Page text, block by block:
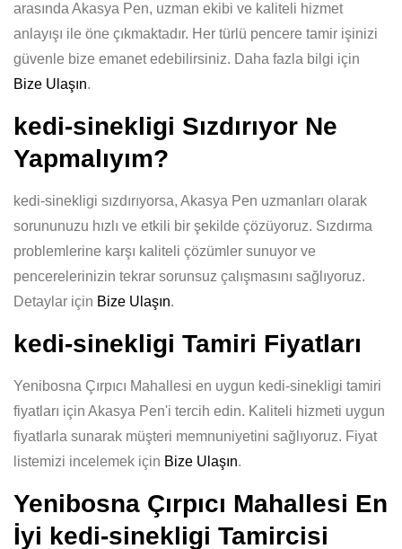
arasında Akasya Pen, uzman ekibi ve kaliteli hizmet
anlayışı ile öne çıkmaktadır. Her türlü pencere tamir işinizi
güvenle bize emanet edebilirsiniz. Daha fazla bilgi için
Bize Ulaşın.
kedi-sinekligi Sızdırıyor Ne
Yapmalıyım?
kedi-sinekligi sızdırıyorsa, Akasya Pen uzmanları olarak
sorununuzu hızlı ve etkili bir şekilde çözüyoruz. Sızdırma
problemlerine karşı kaliteli çözümler sunuyor ve
pencerelerinizin tekrar sorunsuz çalışmasını sağlıyoruz.
Detaylar için Bize Ulaşın.
kedi-sinekligi Tamiri Fiyatları
Yenibosna Çırpıcı Mahallesi en uygun kedi-sinekligi tamiri
fiyatları için Akasya Pen'i tercih edin. Kaliteli hizmeti uygun
fiyatlarla sunarak müşteri memnuniyetini sağlıyoruz. Fiyat
listemizi incelemek için Bize Ulaşın.
Yenibosna Çırpıcı Mahallesi En
İyi kedi-sinekligi Tamircisi